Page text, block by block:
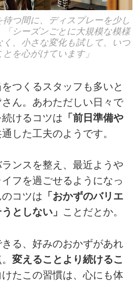
つ間に、ディスプレーを少し
「シーズンごとに大規模な模様
く、小さな変化も試して、いつ
を心がけています」
つくるスタッフも多いと
ん。あわただしい日々で
けるコツは 「前日準備や
した工夫のようです。
ンスを整え、最近ようや
フを過ごせるようになっ
コツは 「おかずのバリエ
としない」 ことだとか。
きる、好みのおかずがあれ
変えることより続けるこ
たこの習慣は、心にも体